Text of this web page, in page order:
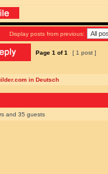
Display posts from previous:
Page 1 of1 [ 1 post ]
in Deutsch
and 35 guests